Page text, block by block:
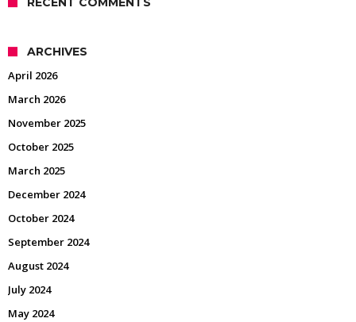
ARCHIVES
April 2026
March 2026
November 2025
October 2025
March 2025
December 2024
October 2024
September 2024
August 2024
July 2024
May 2024